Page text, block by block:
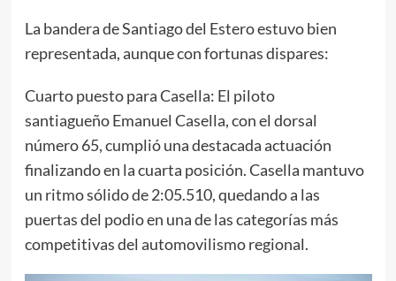
La bandera de Santiago del Estero estuvo bien
representada, aunque con fortunas dispares:
Cuarto puesto para Casella: El piloto
santiagueño Emanuel Casella, con el dorsal
número 65, cumplió una destacada actuación
finalizando en la cuarta posición. Casella mantuvo
un ritmo sólido de 2:05.510, quedando a las
puertas del podio en una de las categorías más
competitivas del automovilismo regional.